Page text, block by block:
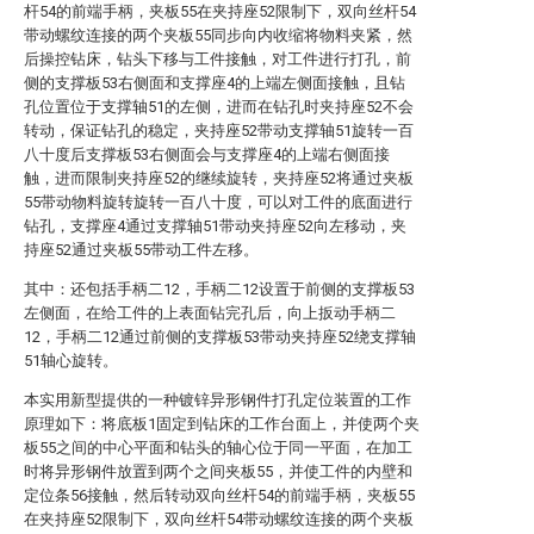
杆54的前端手柄，夹板55在夹持座52限制下，双向丝杆54
带动螺纹连接的两个夹板55同步向内收缩将物料夹紧，然
后操控钻床，钻头下移与工件接触，对工件进行打孔，前
侧的支撑板53右侧面和支撑座4的上端左侧面接触，且钻
孔位置位于支撑轴51的左侧，进而在钻孔时夹持座52不会
转动，保证钻孔的稳定，夹持座52带动支撑轴51旋转一百
八十度后支撑板53右侧面会与支撑座4的上端右侧面接
触，进而限制夹持座52的继续旋转，夹持座52将通过夹板
55带动物料旋转旋转一百八十度，可以对工件的底面进行
钻孔，支撑座4通过支撑轴51带动夹持座52向左移动，夹
持座52通过夹板55带动工件左移。
其中：还包括手柄二12，手柄二12设置于前侧的支撑板53
左侧面，在给工件的上表面钻完孔后，向上扳动手柄二
12，手柄二12通过前侧的支撑板53带动夹持座52绕支撑轴
51轴心旋转。
本实用新型提供的一种镀锌异形钢件打孔定位装置的工作
原理如下：将底板1固定到钻床的工作台面上，并使两个夹
板55之间的中心平面和钻头的轴心位于同一平面，在加工
时将异形钢件放置到两个之间夹板55，并使工件的内壁和
定位条56接触，然后转动双向丝杆54的前端手柄，夹板55
在夹持座52限制下，双向丝杆54带动螺纹连接的两个夹板